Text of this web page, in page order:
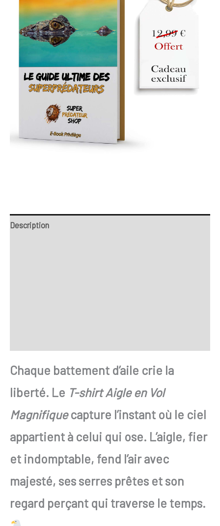
Description
Chaque battement d’aile crie la
liberté. Le T-shirt Aigle en Vol
Magnifiquecapture l’instant où le ciel
appartient à celui qui ose. L’aigle, fier
et indomptable, fend l’air avec
majesté, ses serres prêtes et son
regard perçant qui traverse le temps.